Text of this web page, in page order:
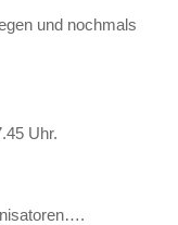
und nochmals
Uhr.